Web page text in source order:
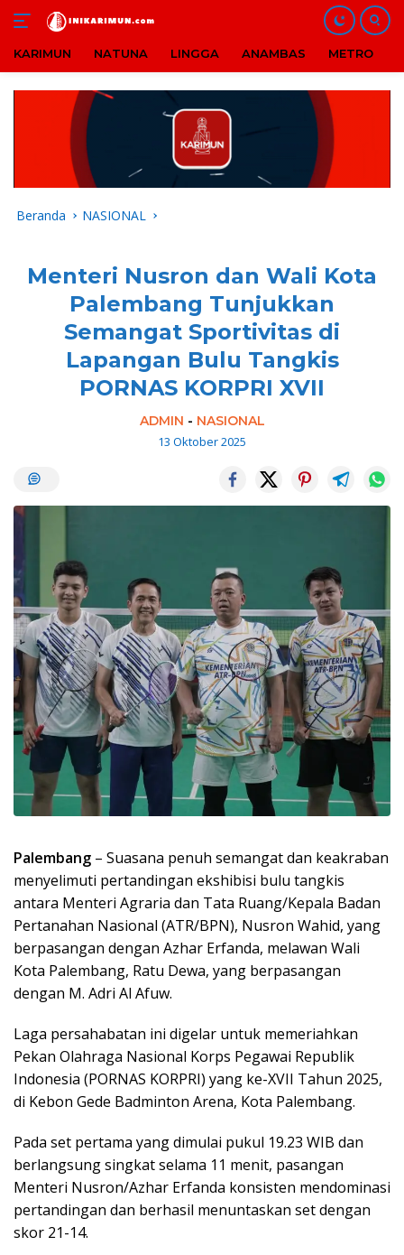
KARIMUN NATUNA LINGGA ANAMBAS METRO
Beranda NASIONAL
Menteri Nusron dan Wali Kota
Palembang Tunjukkan
Semangat Sportivitas di
Lapangan Bulu Tangkis
PORNAS KORPRI XVII
ADMIN - NASIONAL
13 Oktober 2025
Palembang – Suasana penuh semangat dan keakraban
menyelimuti pertandingan ekshibisi bulu tangkis
antara Menteri Agraria dan Tata Ruang/Kepala Badan
Pertanahan Nasional (ATR/BPN), Nusron Wahid, yang
berpasangan dengan Azhar Erfanda, melawan Wali
Kota Palembang, Ratu Dewa, yang berpasangan
dengan M. Adri Al Afuw.
Laga persahabatan ini digelar untuk memeriahkan
Pekan Olahraga Nasional Korps Pegawai Republik
Indonesia (PORNAS KORPRI) yang ke-XVII Tahun 2025,
di Kebon Gede Badminton Arena, Kota Palembang.
Pada set pertama yang dimulai pukul 19.23 WIB dan
berlangsung singkat selama 11 menit, pasangan
Menteri Nusron/Azhar Erfanda konsisten mendominasi
pertandingan dan berhasil menuntaskan set dengan
skor 21-14.